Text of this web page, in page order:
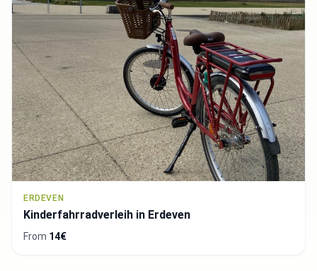
ERDEVEN
Kinderfahrradverleih in Erdeven
From 14€